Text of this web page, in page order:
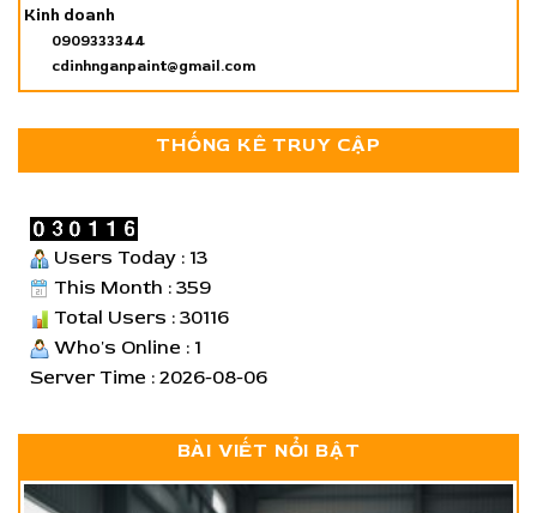
Kinh doanh
0909333344
cdinhnganpaint@gmail.com
THỐNG KÊ TRUY CẬP
Users Today : 13
This Month : 359
Total Users : 30116
Who's Online : 1
Server Time : 2026-08-06
BÀI VIẾT NỔI BẬT